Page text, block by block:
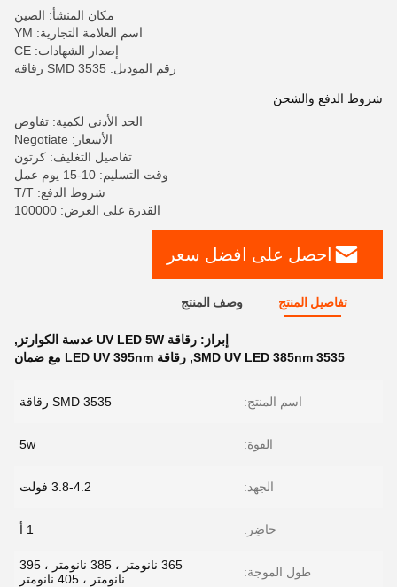
مكان المنشأ: الصين
اسم العلامة التجارية: YM
إصدار الشهادات: CE
رقم الموديل: 3535 SMD رقاقة
شروط الدفع والشحن
الحد الأدنى لكمية: تفاوض
الأسعار: Negotiate
تفاصيل التغليف: كرتون
وقت التسليم: 10-15 يوم عمل
شروط الدفع: T/T
القدرة على العرض: 100000
احصل على افضل سعر
تفاصيل المنتج وصف المنتج
إبراز: رقاقة UV LED 5W عدسة الكوارتز
,
3535 SMD UV LED 385nm
, رقاقة LED UV 395nm مع ضمان
اسم المنتج: 3535 SMD رقاقة
القوة: 5w
الجهد: 3.8-4.2 فولت
حاضِر: 1 أ
طول الموجة:
365 نانومتر ، 385 نانومتر ، 395
نانومتر ، 405 نانومتر